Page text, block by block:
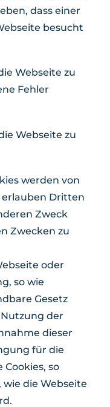
dass einer
besucht
Webseite zu
Fehler
Webseite zu
werden von
Dritten
Zweck
Zwecken zu
oder
so wie
Gesetz
der
dieser
für die
Cookies, so
die Webseite